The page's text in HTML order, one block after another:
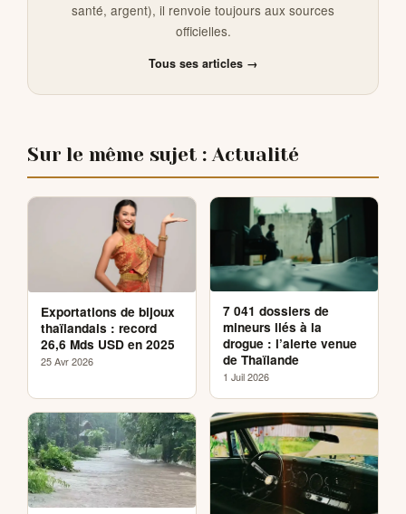
santé, argent), il renvoie toujours aux sources
officielles.
Tous ses articles →
Sur le même sujet : Actualité
Exportations de bijoux
thaïlandais : record
26,6 Mds USD en 2025
25 Avr 2026
7 041 dossiers de
mineurs liés à la
drogue : l’alerte venue
de Thaïlande
1 Juil 2026